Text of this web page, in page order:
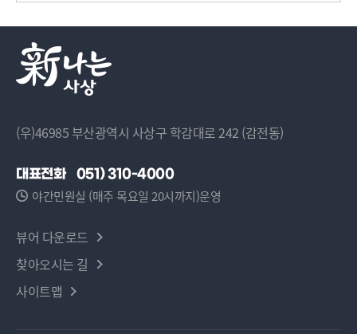
(우)46985 부산광역시 사상구 학감대로 242 (감전동)
대표전화
051) 310-4000
야간민원실 (매주 목요일 20시까지)운영
뷰어 다운로드
찾아오시는 길
사이트맵